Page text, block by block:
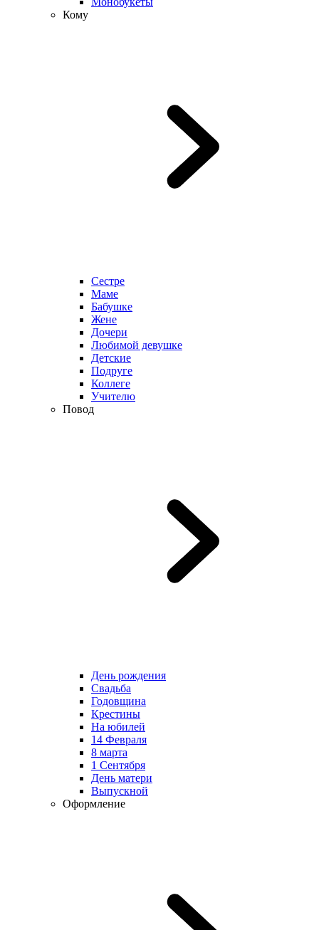
Кому
Сестре
Маме
Бабушке
Жене
Дочери
Любимой девушке
Детские
Подруге
Коллеге
Учителю
Повод
День рождения
Свадьба
Годовщина
Крестины
На юбилей
14 Февраля
8 марта
1 Сентября
День матери
Выпускной
Оформление